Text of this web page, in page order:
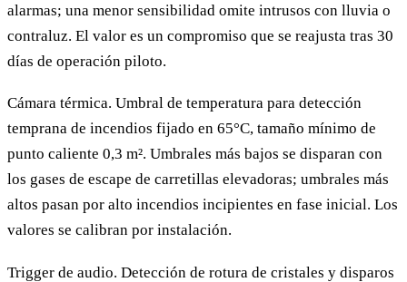
alarmas; una menor sensibilidad omite intrusos con lluvia o
contraluz. El valor es un compromiso que se reajusta tras 30
días de operación piloto.
Cámara térmica. Umbral de temperatura para detección
temprana de incendios fijado en 65°C, tamaño mínimo de
punto caliente 0,3 m². Umbrales más bajos se disparan con
los gases de escape de carretillas elevadoras; umbrales más
altos pasan por alto incendios incipientes en fase inicial. Los
valores se calibran por instalación.
Trigger de audio. Detección de rotura de cristales y disparos